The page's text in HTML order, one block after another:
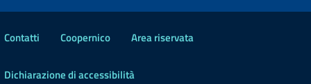
Contatti Coopernico Area riservata
Dichiarazione di accessibilità